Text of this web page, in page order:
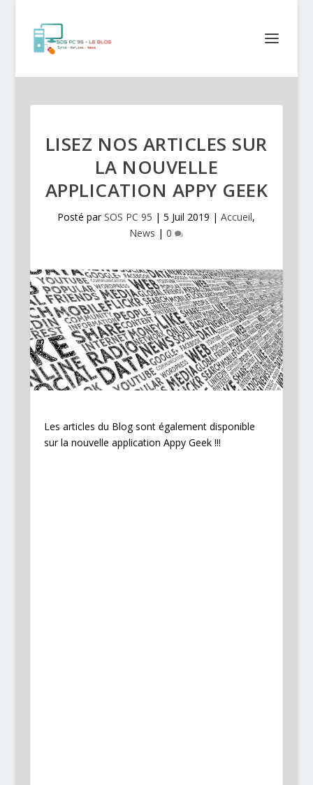
LISEZ NOS ARTICLES SUR
LA NOUVELLE
APPLICATION APPY GEEK
Posté parSOS PC 95 |5 Juil 2019 |Accueil,
News |0
Les articles du Blog sont également disponible
sur la nouvelle application Appy Geek !!!